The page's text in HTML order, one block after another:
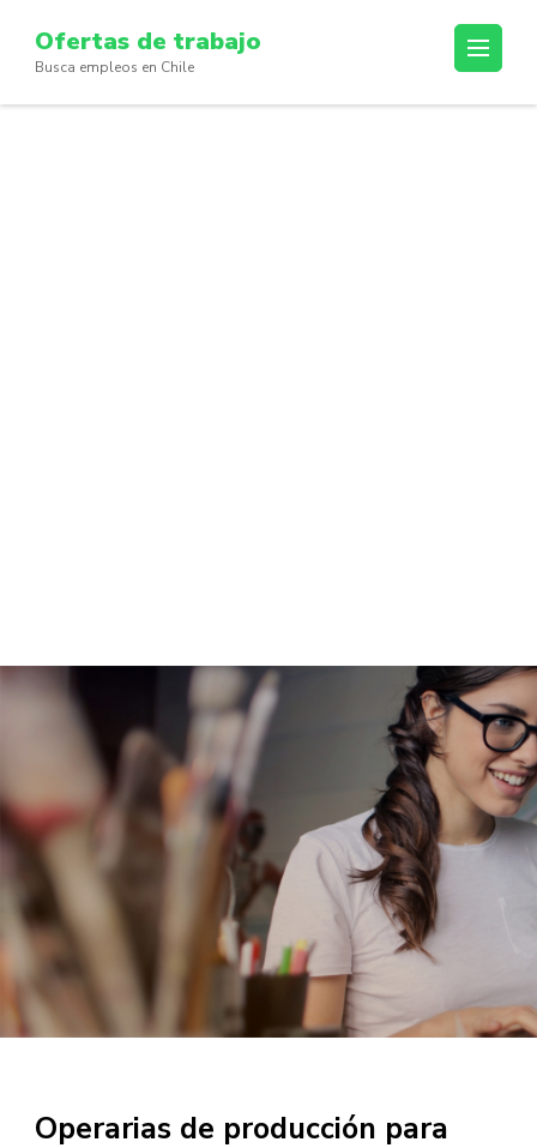
content
(Press
Ofertas de trabajo
Busca empleos en Chile
Operarias de producción para